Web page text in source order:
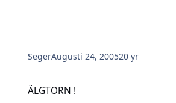
SegerAugusti 24, 200520 yr
ÄLGTORN !